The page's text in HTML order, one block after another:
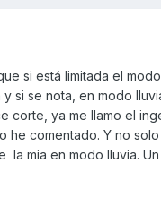
si está limitada el
si se nota, en modo
corte, ya me llamo el
he comentado. Y no
la mia en modo lluvia.